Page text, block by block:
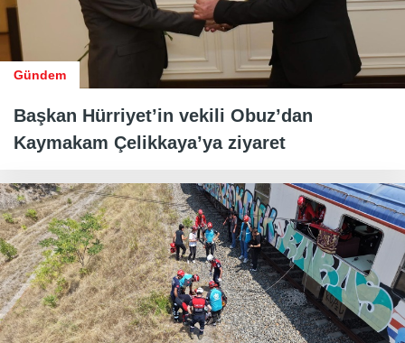
Gündem
Başkan Hürriyet’in vekili Obuz’dan
Kaymakam Çelikkaya’ya ziyaret